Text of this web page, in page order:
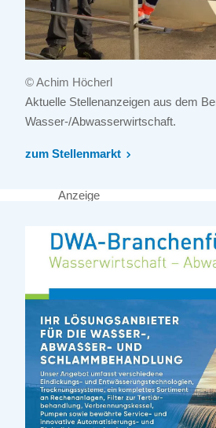
© Achim Höcherl
Aktuelle Stellenanzeigen aus dem
Wasser-/Abwasserwirtschaft.
zum Stellenmarkt
Anzeige